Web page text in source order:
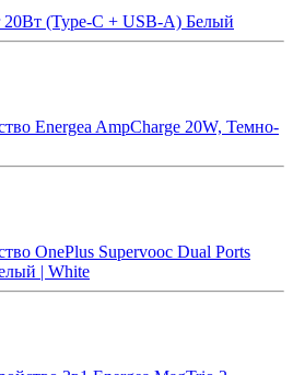
20Вт (Type-C + USB-A) Белый
Energea AmpCharge 20W, Темно-
OnePlus Supervooc Dual Ports
| White